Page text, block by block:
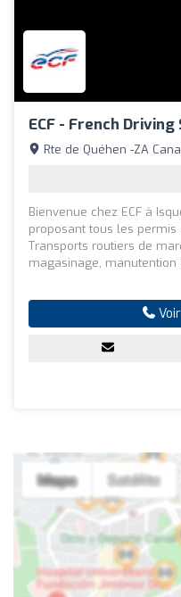
ECF - French Driving
Rte de Quéhen -ZA
Bienvenue chez ECF à
proposant tous les
Transports routiers de
magasinage, manutention